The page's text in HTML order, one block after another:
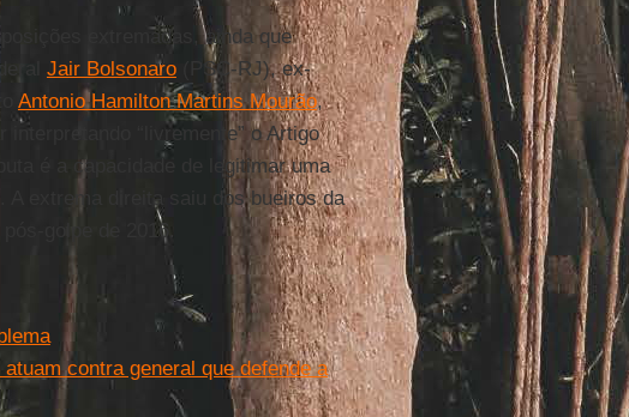
extremadas, ainda que
Jair Bolsonaro(PSC-RJ), ex-
Antonio Hamilton Martins Mourão,
interpretando “livremente” o Artigo
é a capacidade de legitimar uma
A extrema direita saiu dos bueiros da
golpe de 2016.
contra general que defende a